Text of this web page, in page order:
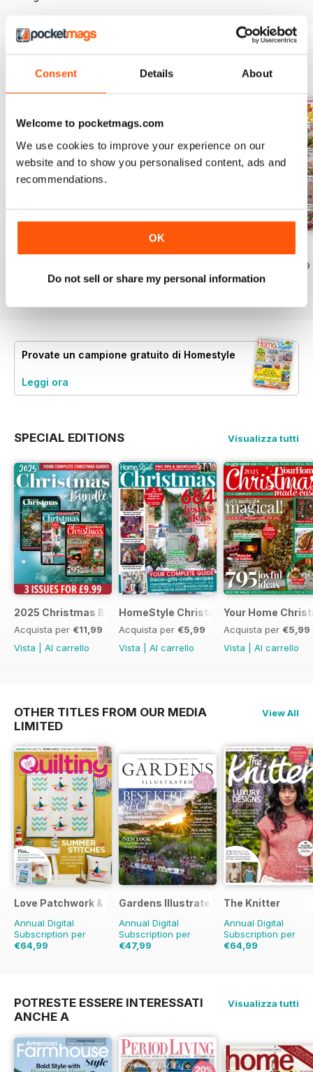
Consent Details About
Welcome to pocketmags.com
We use cookies to improve your experience on our
website and to show you personalised content, ads and
recommendations.
OK
Do not sell or share my personal information
EDIZIONI INDIETRO Visualizza tutti
Al carrello
Vista|Al carrello
€3,49
Vista|Al carrello
Provate un campione gratuito di Homestyle
Leggi ora
SPECIAL EDITIONS Visualizza tutti
2025 Christmas Bundle
Acquista per €11,99
Vista
Al carrello
HomeStyle Christmas Special 2025
Acquista per €5,99
Vista
Al carrello
Your Home
Acquista per €5,99
Vista
Al carrello
OTHER TITLES FROM OUR MEDIA
LIMITED
View All
Love Patchwork & Quilting
Annual Digital
Subscription per
€64,99
Gardens Illustrated
Annual Digital
Subscription per
€47,99
The Knitter
Annual Digital
Subscription per
€64,99
POTRESTE ESSERE INTERESSATI
ANCHE A
Visualizza tutti